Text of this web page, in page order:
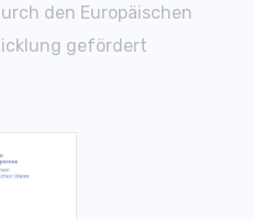
den Europäischen
gefördert